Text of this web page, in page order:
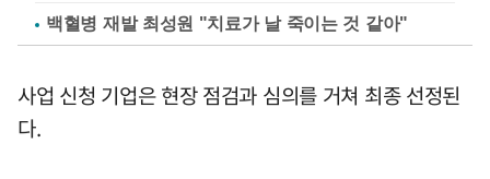
백혈병 재발 최성원 "치료가 날 죽이는 것 같아"
사업 신청 기업은 현장 점검과 심의를 거쳐 최종 선정된
다.